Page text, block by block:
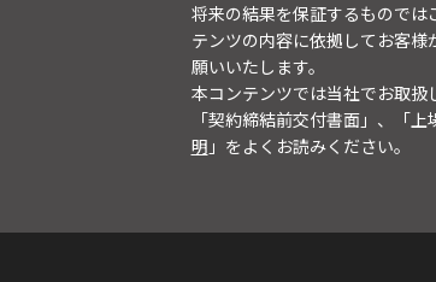
将来の結果を保証するもので
テンツの内容に依拠してお客
願いいたします。
本コンテンツでは当社でお取
「契約締結前交付書面」、「
明 」をよくお読みください。